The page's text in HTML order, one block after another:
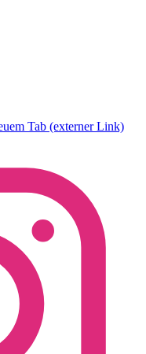
Tab (externer Link)